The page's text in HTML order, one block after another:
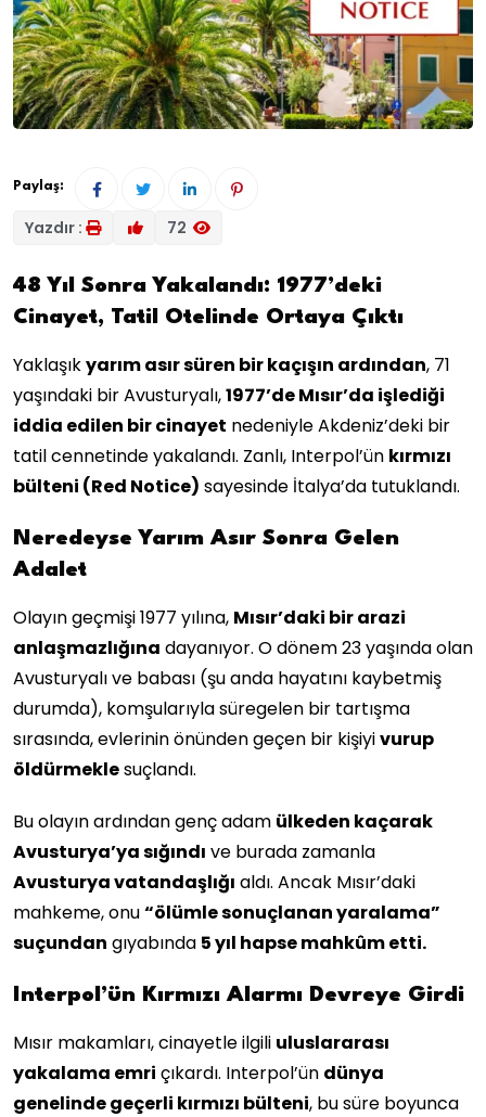
Paylaş:
Yazdır : 72
48 Yıl Sonra Yakalandı: 1977’deki
Cinayet, Tatil Otelinde Ortaya Çıktı
Yaklaşıkyarım asır süren bir kaçışın ardından, 71
yaşındaki bir Avusturyalı,1977’de Mısır’da işlediği
iddia edilen bir cinayet nedeniyle Akdeniz’deki bir
tatil cennetinde yakalandı. Zanlı, Interpol’ün kırmızı
bülteni (Red Notice) sayesinde İtalya’da tutuklandı.
Neredeyse Yarım Asır Sonra Gelen
Adalet
Olayın geçmişi 1977 yılına, Mısır’daki bir arazi
anlaşmazlığına dayanıyor. O dönem 23 yaşında olan
Avusturyalı ve babası (şu anda hayatını kaybetmiş
durumda), komşularıyla süregelen bir tartışma
sırasında, evlerinin önünden geçen bir kişiyivurup
öldürmeklesuçlandı.
Bu olayın ardından genç adam ülkeden kaçarak
Avusturya’ya sığındı ve burada zamanla
Avusturya vatandaşlığı aldı. Ancak Mısır’daki
mahkeme, onu“ölümle sonuçlanan yaralama”
suçundan gıyabında 5 yıl hapse mahkûm etti.
Interpol’ün Kırmızı Alarmı Devreye Girdi
Mısır makamları, cinayetle ilgili uluslararası
yakalama emri çıkardı. Interpol’ün dünya
genelinde geçerli kırmızı bülteni, bu süre boyunca